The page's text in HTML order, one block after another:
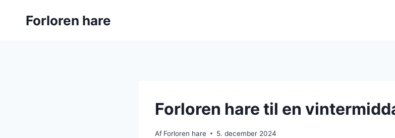
Forloren hare
Forloren hare til en
Af Forloren hare 5. december 2024